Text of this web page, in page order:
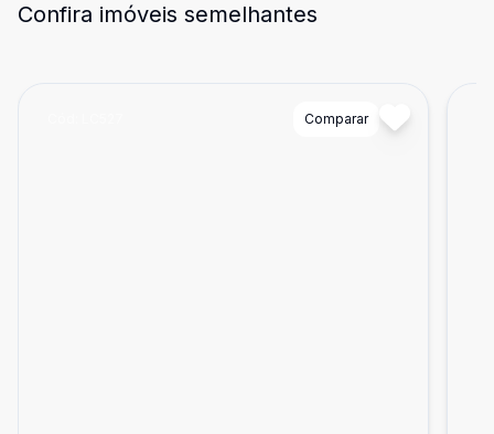
Confira imóveis semelhantes
Comparar